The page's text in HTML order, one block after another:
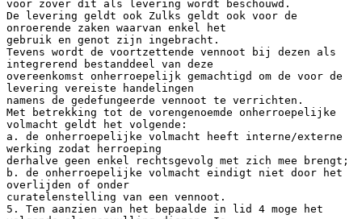
voor zover dit als levering wordt beschouwd.
De levering geldt ook Zulks geldt ook voor de
onroerende zaken waarvan enkel het
gebruik en genot zijn ingebracht.
Tevens wordt de voortzettende vennoot bij dezen als
integrerend bestanddeel van deze
overeenkomst onherroepelijk gemachtigd om de voor de
levering vereiste handelingen
namens de gedefungeerde vennoot te verrichten.
Met betrekking tot de vorengenoemde onherroepelijke
volmacht geldt het volgende:
a. de onherroepelijke volmacht heeft interne/externe
werking zodat herroeping
derhalve geen enkel rechtsgevolg met zich mee brengt;
b. de onherroepelijke volmacht eindigt niet door het
overlijden of onder
curatelenstelling van een vennoot.
5. Ten aanzien van het bepaalde in lid 4 moge het